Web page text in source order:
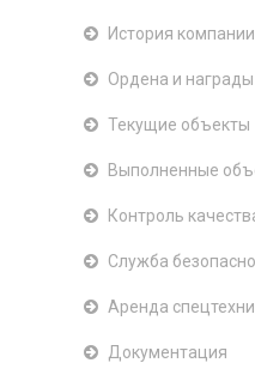
История компании
Ордена и награды
Текущие объекты
Выполненные
Контроль
Служба
Аренда
Документация